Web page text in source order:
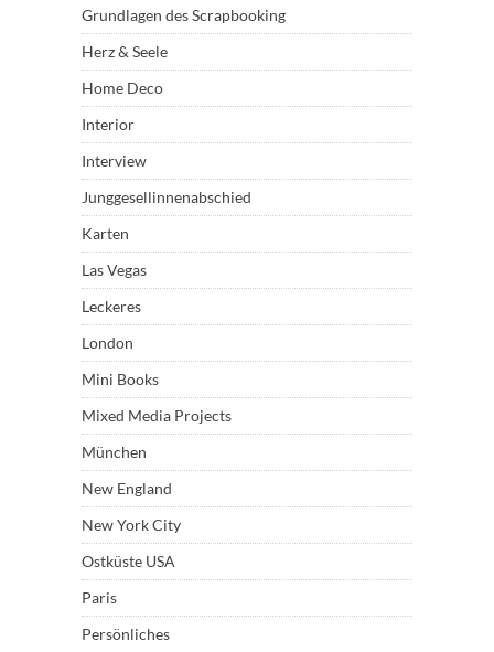
Grundlagen des Scrapbooking
Herz & Seele
Home Deco
Interior
Interview
Junggesellinnenabschied
Karten
Las Vegas
Leckeres
London
Mini Books
Mixed Media Projects
München
New England
New York City
Ostküste USA
Paris
Persönliches